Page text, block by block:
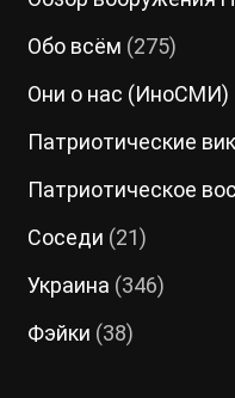
Обо всём (275)
Они о нас (ИноСМИ)
Патриотические
Патриотическое
Соседи (21)
Украина (346)
Фэйки (38)